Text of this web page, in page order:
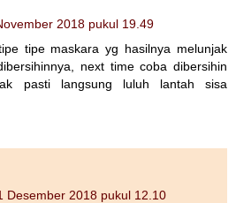
2018 pukul 19.49
tipe maskara yg hasilnya melunjak
next time coba dibersihin
pasti langsung luluh lantah sisa
Desember 2018 pukul 12.10